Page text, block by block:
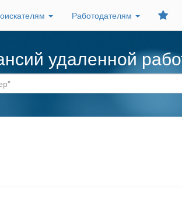
Работодателям
удаленной